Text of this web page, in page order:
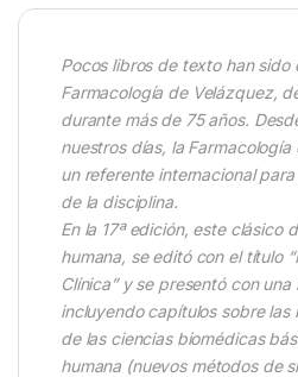
Pocos libros de texto han sido
Farmacología de Velázquez,
durante más de 75 años.
nuestros días, la
un referente internacional
de la disciplina.
En la 17ª edición, este clásico
humana, se editó con el título
Clínica” y se presentó con
incluyendo capítulos sobre las
de las ciencias biomédicas
humana (nuevos métodos de